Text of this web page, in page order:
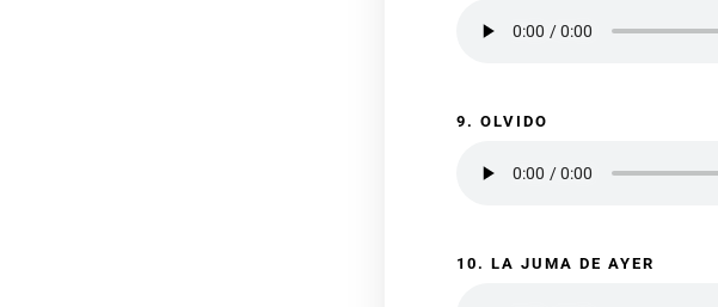
9. OLVIDO
10. LA JUMA DE AYER